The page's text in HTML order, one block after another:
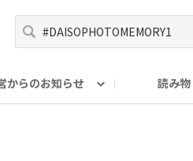
からのお知らせ 読み物